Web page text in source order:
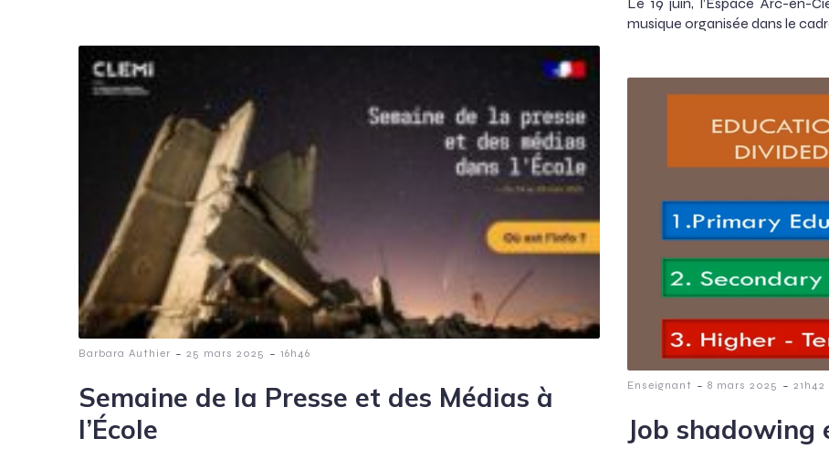
musique organisée dans le
Barbara Authier - 25 mars 2025 - 16h46
Semaine de la Presse et des Médias à
l’École
Enseignant - 8 mars 2025 - 21h42
Job shadowing